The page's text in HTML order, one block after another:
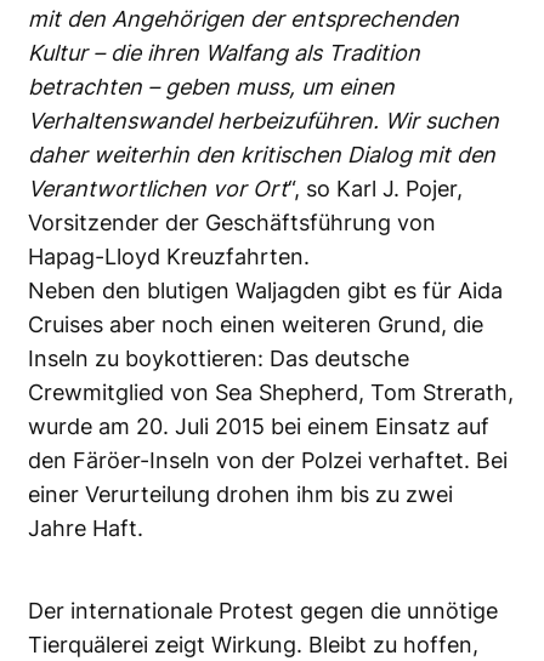
mit den Angehörigen der entsprechenden
Kultur – die ihren Walfang als Tradition
betrachten – geben muss, um einen
Verhaltenswandel herbeizuführen. Wir suchen
daher weiterhin den kritischen Dialog mit den
Verantwortlichen vor Ort“, so Karl J. Pojer,
Vorsitzender der Geschäftsführung von
Hapag-Lloyd Kreuzfahrten.
Neben den blutigen Waljagden gibt es für Aida
Cruises aber noch einen weiteren Grund, die
Inseln zu boykottieren: Das deutsche
Crewmitglied von Sea Shepherd, Tom Strerath,
wurde am 20. Juli 2015 bei einem Einsatz auf
den Färöer-Inseln von der Polzei verhaftet. Bei
einer Verurteilung drohen ihm bis zu zwei
Jahre Haft.
Der internationale Protest gegen die unnötige
Tierquälerei zeigt Wirkung. Bleibt zu hoffen,